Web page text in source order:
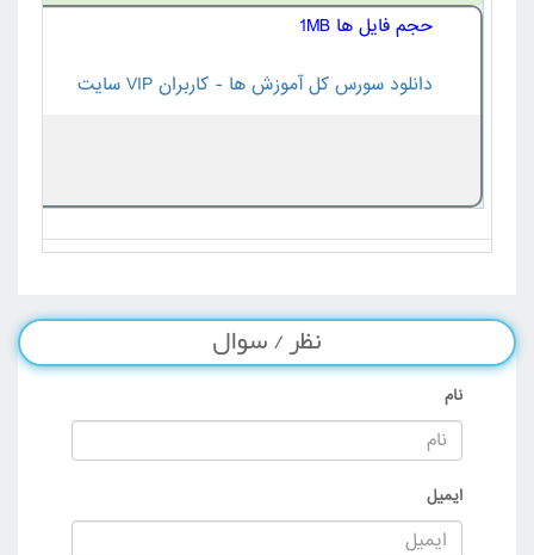
حجم فایل ها 1MB
دانلود سورس کل آموزش ها - کاربران VIP سایت
نظر / سوال
نام
ایمیل